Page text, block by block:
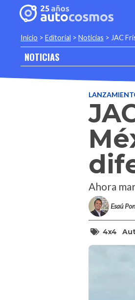
Inicio > Editorial > Noticias > JAC
NOTICIAS
Ahora
Esaú
4x4